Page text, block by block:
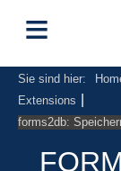
≡
Sie sind hier:
Extensions
forms2db: